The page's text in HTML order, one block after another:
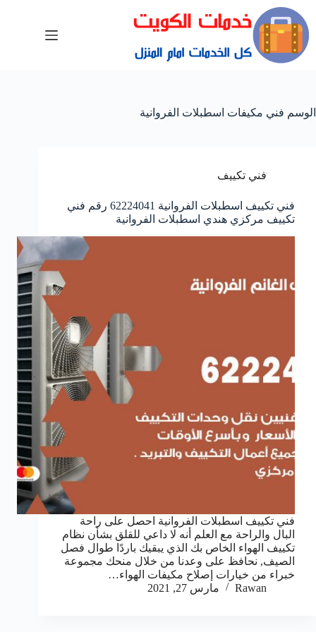
الوسم فني مكيفات اسطبلات الفروانية
فني تكييف
فني تكييف اسطبلات الفروانية 62224041 رقم فني
تكييف مركزي هندي اسطبلات الفروانية
فني تكييف اسطبلات الفروانية احصل على راحة
البال والراحة مع العلم أنه لا داعي للقلق بشأن نظام
تكييف الهواء الخاص بك الذي يبقيك باردًا طوال فصل
الصيف, نحافظ على وعدنا من خلال منحك مجموعة
خبراء من خيارات إصلاح مكيفات الهواء…
Rawan
مارس 27, 2021